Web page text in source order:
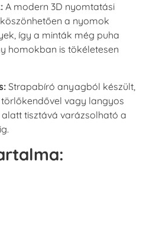
A modern 3D nyomtatási
a nyomok
így a minták még puha
homokban is tökéletesen
Strapabíró anyagból készült,
vagy langyos
tisztává varázsolható a